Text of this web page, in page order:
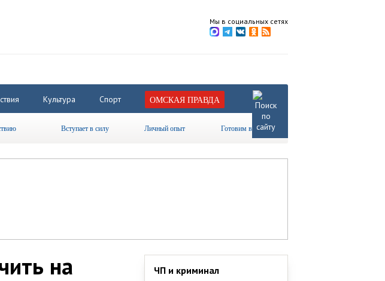
Мы в социальных сетях
Культура Спорт ОМСКАЯ ПРАВДА
Вступает в силу Личный опыт Готовим вместе
на ЧП и криминал